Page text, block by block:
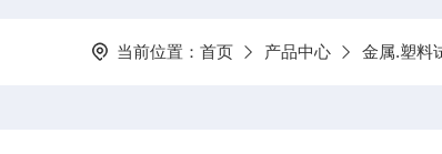
当前位置： 首页 产品中心 金属.塑料